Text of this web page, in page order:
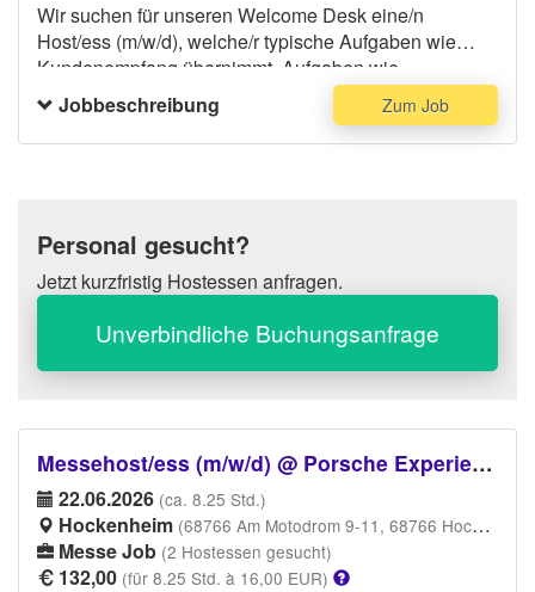
Wir suchen für unseren Welcome Desk eine/n
Host/ess (m/w/d), welche/r typische Aufgaben wie
Kundenempfang übernimmt. Aufgaben wie
Broschüren/Flyer verteilen, sowie kleine Auf- und
Abbautätigkeiten können ebenfalls anfallen. Da du
auch gelegentlich Kundengespräche führen wirst, ist
saubere weiße Sneaker.
Jobbeschreibung Zum Job
Personal gesucht?
Jetzt kurzfristig Hostessen anfragen.
Unverbindliche Buchungsanfrage
Messehost/ess (m/w/d) @ Porsche Experience Center
22.06.2026 (ca. 8.25 Std.)
Hockenheim (68766 Am Motodrom 9-11, 68766 Hockenheim)
Messe Job (2 Hostessen gesucht)
132,00 (für 8.25 Std. à 16,00 EUR)